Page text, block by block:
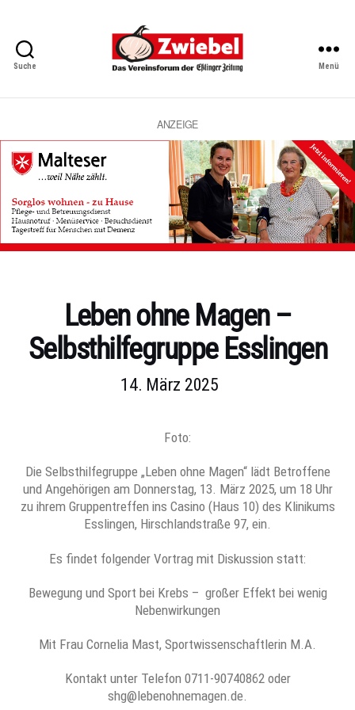
Suche
Vereinsforum
Eßlinger
Zeitung
Menü
ANZEIGE
Leben ohne Magen –
Selbsthilfegruppe Esslingen
14. März 2025
Foto:
Die Selbsthilfegruppe „Leben ohne Magen“ lädt Betroffene
und Angehörigen am Donnerstag, 13. März 2025, um 18 Uhr
zu ihrem Gruppentreffen ins Casino (Haus 10) des Klinikums
Esslingen, Hirschlandstraße 97, ein.
Es findet folgender Vortrag mit Diskussion statt:
Bewegung und Sport bei Krebs – großer Effekt bei wenig
Nebenwirkungen
Mit Frau Cornelia Mast, Sportwissenschaftlerin M.A.
Kontakt unter Telefon 0711-90740862 oder
shg@lebenohnemagen.de.